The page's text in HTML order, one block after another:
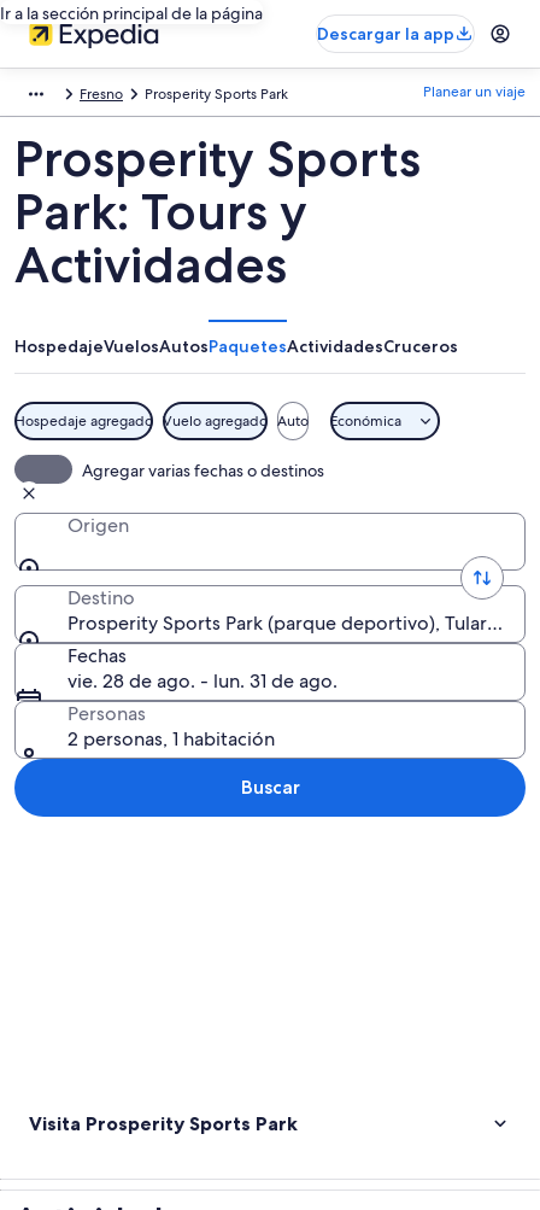
Ir a la sección principal de la página
Descargar la app
Fresno Prosperity Sports Park Planear un viaje
Prosperity Sports
Park: Tours y
Actividades
HospedajeVuelosAutosPaquetesActividadesCruceros
Hospedaje agregado Vuelo agregado Auto Económica
Agregar varias fechas o destinos
Origen
Destino
Prosperity Sports Park (parque deportivo), Tulare,
Fechas
vie. 28 de ago. - lun. 31 de ago.
Personas
2 personas, 1 habitación
Buscar
Visita Prosperity Sports Park